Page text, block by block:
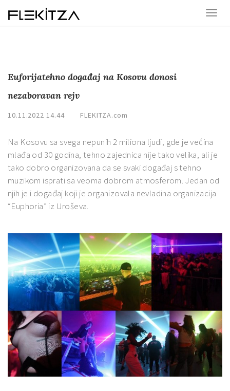
Euforijatehno događaj na Kosovu donosi
nezaboravan rejv
10.11.2022 14.44 FLEKITZA.com
Na Kosovu sa svega nepunih 2 miliona ljudi, gde je većina
mlađa od 30 godina, tehno zajednica nije tako velika, ali je
tako dobro organizovana da se svaki događaj s tehno
muzikom isprati sa veoma dobrom atmosferom. Jedan od
njih je i događaj koji je organizovala nevladina organizacija
“Euphoria” iz Uroševa.